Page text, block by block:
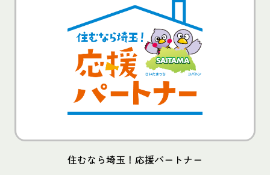
住むなら埼玉！応援パートナー